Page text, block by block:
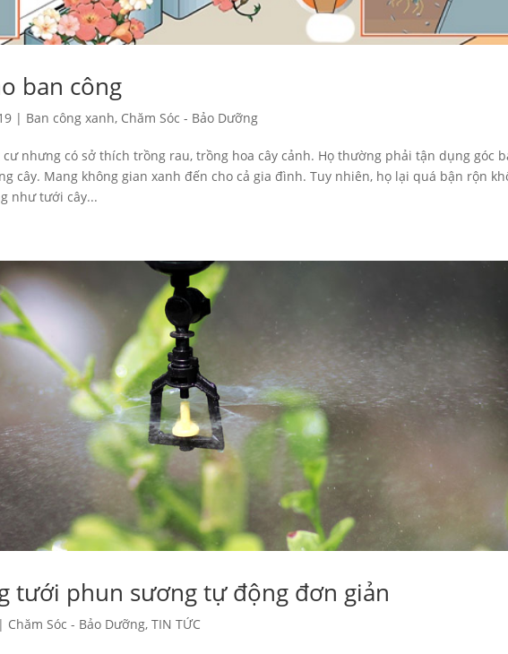
ban công
| Ban công xanh, Chăm Sóc - Bảo Dưỡng
nhưng có sở thích trồng rau, trồng hoa cây cảnh. Họ thường phải tận dụng góc
cây. Mang không gian xanh đến cho cả gia đình. Tuy nhiên, họ lại quá bận rộn
như tưới cây...
tưới phun sương tự động đơn giản
| Chăm Sóc - Bảo Dưỡng,TIN TỨC